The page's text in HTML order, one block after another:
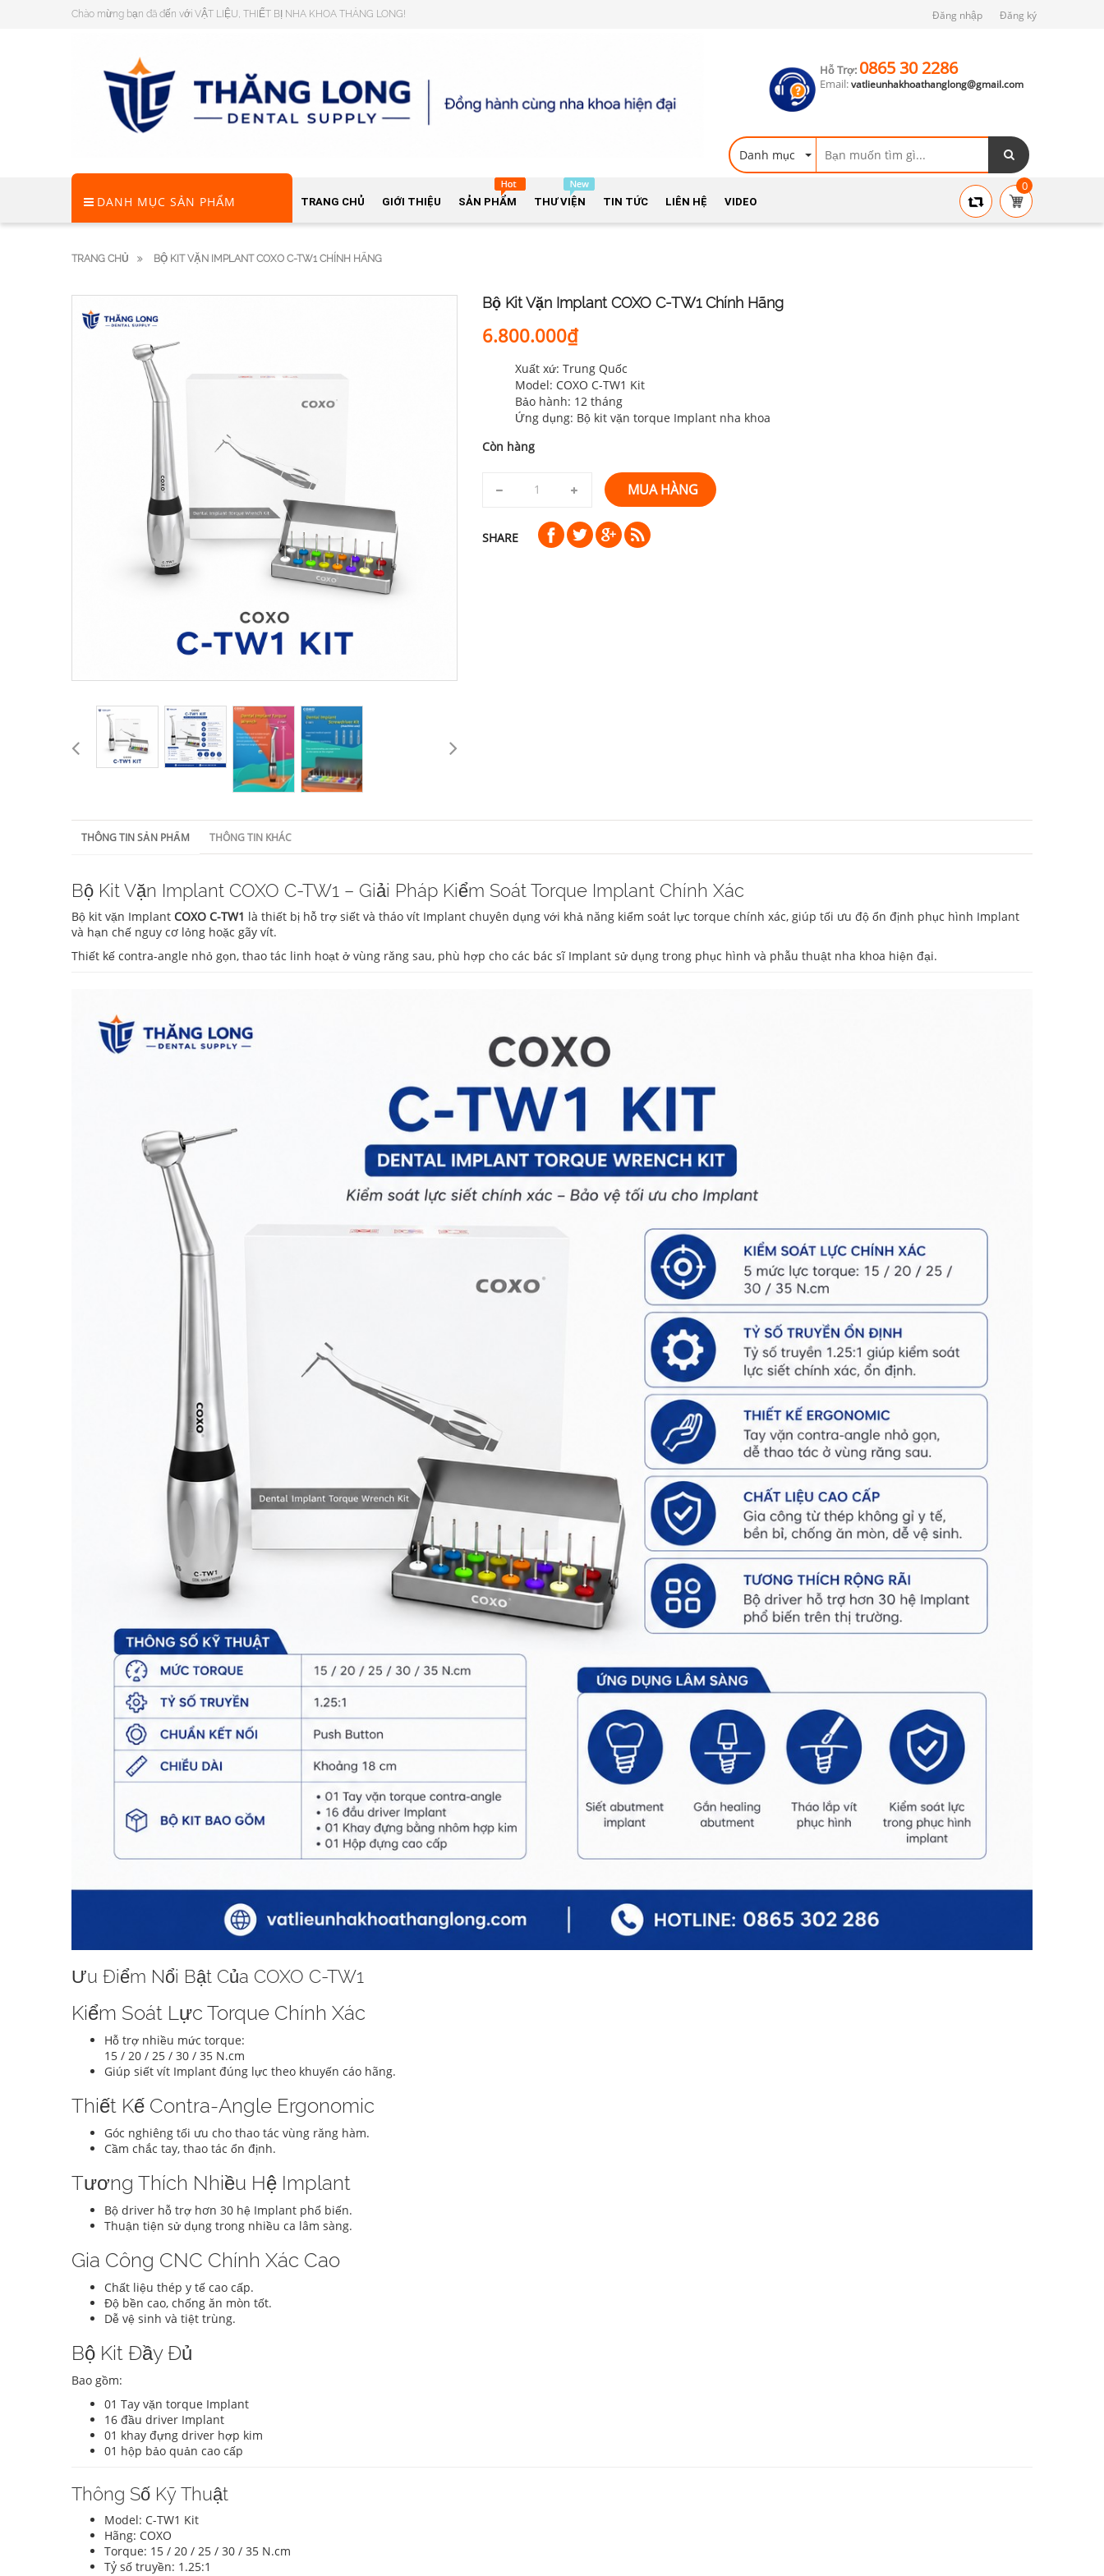
Chào mừng bạn đã đến với VẬT LIỆU, THIẾT BỊ NHA KHOA THĂNG LONG! Đăng nhập Đăng ký
Hỗ Trợ: 0865 30 2286
Email:vatlieunhakhoathanglong@gmail.com
Danh mục
DANH MỤC SẢN PHẨM TRANG CHỦ GIỚI THIỆU SẢN PHẨM THƯ VIỆN TIN TỨC LIÊN HỆ VIDEO
0
TRANG CHỦ BỘ KIT VẶN IMPLANT COXO C-TW1 CHÍNH HÃNG
Bộ Kit Vặn Implant COXO C-TW1 Chính Hãng
6.800.000₫
Xuất xứ: Trung Quốc
Model: COXO C-TW1 Kit
Bảo hành: 12 tháng
Ứng dụng: Bộ kit vặn torque Implant nha khoa
Còn hàng
MUA HÀNG
SHARE
THÔNG TIN SẢN PHẨM THÔNG TIN KHÁC
Bộ Kit Vặn Implant COXO C-TW1 – Giải Pháp Kiểm Soát Torque Implant Chính Xác
Bộ kit vặn Implant COXO C-TW1 là thiết bị hỗ trợ siết và tháo vít Implant chuyên dụng với khả năng kiểm soát lực torque chính xác, giúp tối ưu độ ổn định phục hình Implant
và hạn chế nguy cơ lỏng hoặc gãy vít.
Thiết kế contra-angle nhỏ gọn, thao tác linh hoạt ở vùng răng sau, phù hợp cho các bác sĩ Implant sử dụng trong phục hình và phẫu thuật nha khoa hiện đại.
Ưu Điểm Nổi Bật Của COXO C-TW1
Kiểm Soát Lực Torque Chính Xác
Hỗ trợ nhiều mức torque:
15 / 20 / 25 / 30 / 35 N.cm
Giúp siết vít Implant đúng lực theo khuyến cáo hãng.
Thiết Kế Contra-Angle Ergonomic
Góc nghiêng tối ưu cho thao tác vùng răng hàm.
Cầm chắc tay, thao tác ổn định.
Tương Thích Nhiều Hệ Implant
Bộ driver hỗ trợ hơn 30 hệ Implant phổ biến.
Thuận tiện sử dụng trong nhiều ca lâm sàng.
Gia Công CNC Chính Xác Cao
Chất liệu thép y tế cao cấp.
Độ bền cao, chống ăn mòn tốt.
Dễ vệ sinh và tiệt trùng.
Bộ Kit Đầy Đủ
Bao gồm:
01 Tay vặn torque Implant
16 đầu driver Implant
01 khay đựng driver hợp kim
01 hộp bảo quản cao cấp
Thông Số Kỹ Thuật
Model: C-TW1 Kit
Hãng: COXO
Torque: 15 / 20 / 25 / 30 / 35 N.cm
Tỷ số truyền: 1.25:1